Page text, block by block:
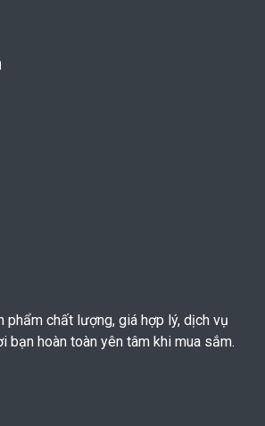
phẩm chất lượng, giá hợp lý, dịch vụ
bạn hoàn toàn yên tâm khi mua sắm.